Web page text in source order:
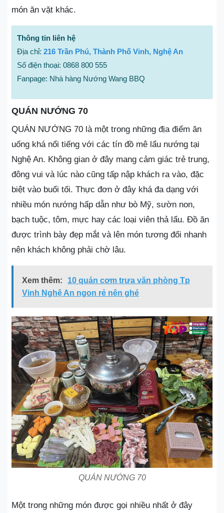
món ăn vặt khác.
Thông tin liên hệ
Địa chỉ: 216 Trần Phú, Thành Phố Vinh, Nghệ An
Số điện thoại: 0868 800 555
Fanpage: Nhà hàng Nướng Wang BBQ
QUÁN NƯỚNG 70
QUÁN NƯỚNG 70 là một trong những địa điểm ăn
uống khá nổi tiếng với các tín đồ mê lẩu nướng tại
Nghệ An. Không gian ở đây mang cảm giác trẻ trung,
đông vui và lúc nào cũng tấp nập khách ra vào, đặc
biệt vào buổi tối. Thực đơn ở đây khá đa dạng với
nhiều món nướng hấp dẫn như bò Mỹ, sườn non,
bạch tuộc, tôm, mực hay các loại viên thả lẩu. Đồ ăn
được trình bày đẹp mắt và lên món tương đối nhanh
nên khách không phải chờ lâu.
Xem thêm:
10 quán cơm trưa văn phòng Tp
Vinh Nghệ An ngon rẻ nên ghé
QUÁN NƯỚNG 70
Một trong những món được gọi nhiều nhất ở đây